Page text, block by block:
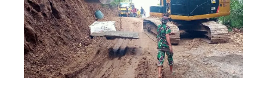
Copyright
2026
Waspada